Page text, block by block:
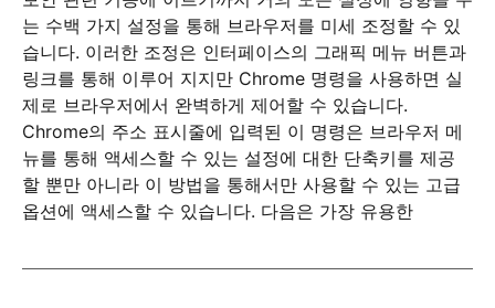
는 수백 가지 설정을 통해 브라우저를 미세 조정할 수 있
습니다. 이러한 조정은 인터페이스의 그래픽 메뉴 버튼과
링크를 통해 이루어 지지만 Chrome 명령을 사용하면 실
제로 브라우저에서 완벽하게 제어할 수 있습니다.
Chrome의 주소 표시줄에 입력된 이 명령은 브라우저 메
뉴를 통해 액세스할 수 있는 설정에 대한 단축키를 제공
할 뿐만 아니라 이 방법을 통해서만 사용할 수 있는 고급
옵션에 액세스할 수 있습니다. 다음은 가장 유용한